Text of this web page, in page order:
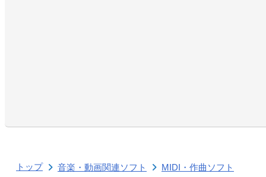
トップ 音楽・動画関連ソフト MIDI・作曲ソフト